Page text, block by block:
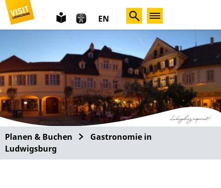
leichte
Sprache
EN
Planen & Buchen
Gastronomie in
Ludwigsburg